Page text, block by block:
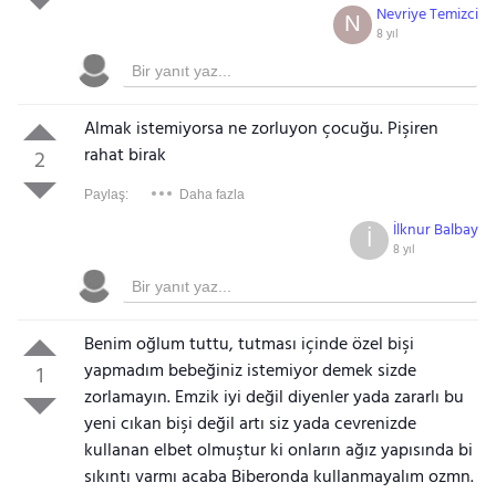
Nevriye Temizci
8 yıl
N
2
Almak istemiyorsa ne zorluyon çocuğu. Pişiren
rahat birak
Paylaş: Daha fazla
İlknur Balbay
8 yıl
İ
1
Benim oğlum tuttu, tutması içinde özel bişi
yapmadım bebeğiniz istemiyor demek sizde
zorlamayın. Emzik iyi değil diyenler yada zararlı bu
yeni cıkan bişi değil artı siz yada cevrenizde
kullanan elbet olmuştur ki onların ağız yapısında bi
sıkıntı varmı acaba Biberonda kullanmayalım ozmn.